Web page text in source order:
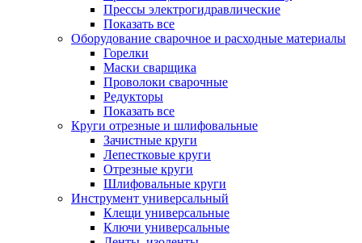
Прессы электрогидравлические
Показать все
Оборудование сварочное и расходные материалы
Горелки
Маски сварщика
Проволоки сварочные
Редукторы
Показать все
Круги отрезные и шлифовальные
Зачистные круги
Лепестковые круги
Отрезные круги
Шлифовальные круги
Инструмент универсальный
Клещи универсальные
Ключи универсальные